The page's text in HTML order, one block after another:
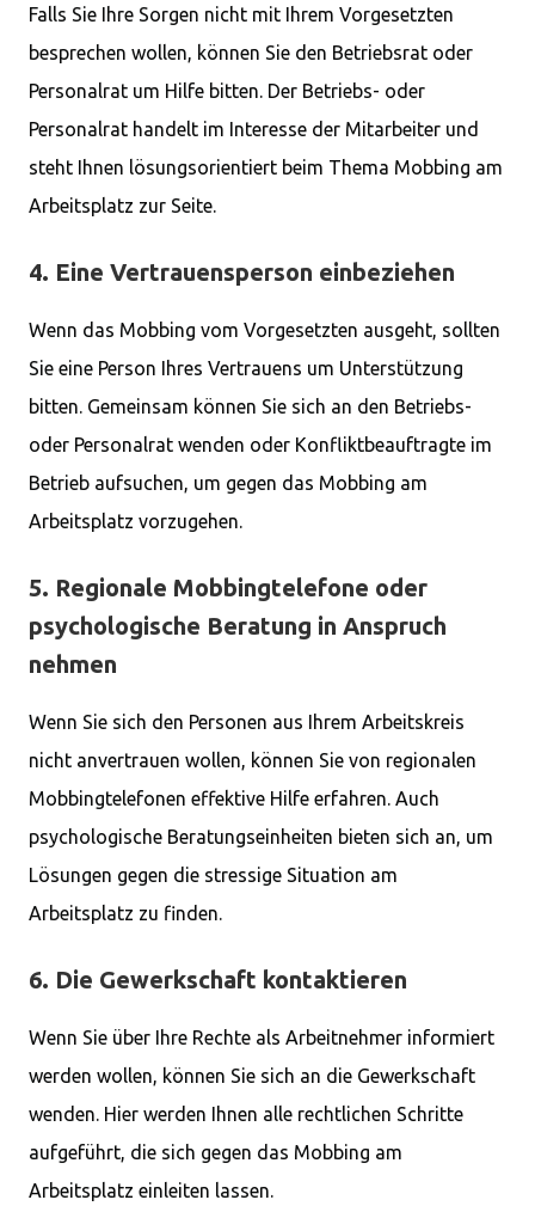
Falls Sie Ihre Sorgen nicht mit Ihrem Vorgesetzten
besprechen wollen, können Sie den Betriebsrat oder
Personalrat um Hilfe bitten. Der Betriebs- oder
Personalrat handelt im Interesse der Mitarbeiter und
steht Ihnen lösungsorientiert beim Thema Mobbing am
Arbeitsplatz zur Seite.
4. Eine Vertrauensperson einbeziehen
Wenn das Mobbing vom Vorgesetzten ausgeht, sollten
Sie eine Person Ihres Vertrauens um Unterstützung
bitten. Gemeinsam können Sie sich an den Betriebs-
oder Personalrat wenden oder Konfliktbeauftragte im
Betrieb aufsuchen, um gegen das Mobbing am
Arbeitsplatz vorzugehen.
5. Regionale Mobbingtelefone oder
psychologische Beratung in Anspruch
nehmen
Wenn Sie sich den Personen aus Ihrem Arbeitskreis
nicht anvertrauen wollen, können Sie von regionalen
Mobbingtelefonen effektive Hilfe erfahren. Auch
psychologische Beratungseinheiten bieten sich an, um
Lösungen gegen die stressige Situation am
Arbeitsplatz zu finden.
6. Die Gewerkschaft kontaktieren
Wenn Sie über Ihre Rechte als Arbeitnehmer informiert
werden wollen, können Sie sich an die Gewerkschaft
wenden. Hier werden Ihnen alle rechtlichen Schritte
aufgeführt, die sich gegen das Mobbing am
Arbeitsplatz einleiten lassen.